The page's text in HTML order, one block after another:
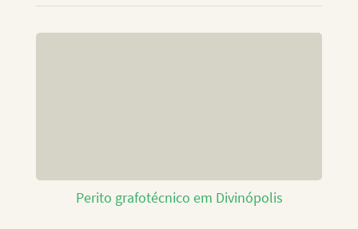
Perito grafotécnico em Divinópolis